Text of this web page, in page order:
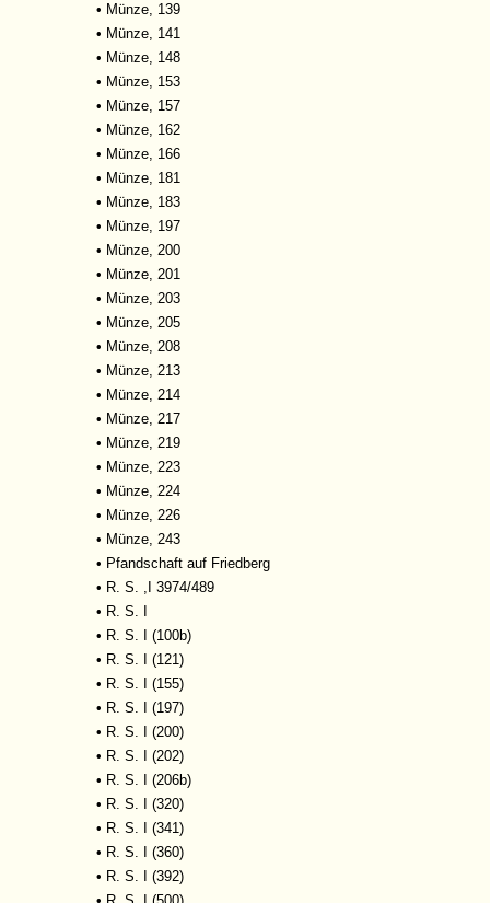
• Münze, 139
• Münze, 141
• Münze, 148
• Münze, 153
• Münze, 157
• Münze, 162
• Münze, 166
• Münze, 181
• Münze, 183
• Münze, 197
• Münze, 200
• Münze, 201
• Münze, 203
• Münze, 205
• Münze, 208
• Münze, 213
• Münze, 214
• Münze, 217
• Münze, 219
• Münze, 223
• Münze, 224
• Münze, 226
• Münze, 243
• Pfandschaft auf Friedberg
• R. S. ,I 3974/489
• R. S. I
• R. S. I (100b)
• R. S. I (121)
• R. S. I (155)
• R. S. I (197)
• R. S. I (200)
• R. S. I (202)
• R. S. I (206b)
• R. S. I (320)
• R. S. I (341)
• R. S. I (360)
• R. S. I (392)